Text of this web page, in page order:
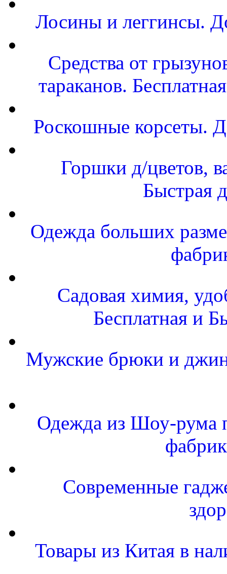
Лосины и леггинсы.
Средства от
тараканов.
Роскошные корсеты.
Горшки д/цветов,
Быстрая
Одежда больших
Садовая химия,
Бесплатная и
Мужские брюки и
Одежда из Шоу-рума
Современные
Товары из Китая в